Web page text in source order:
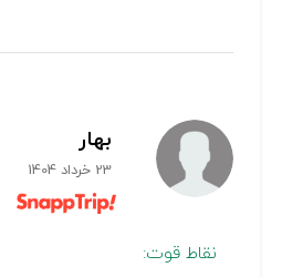
بهار
23 خرداد 1404
نقاط قوت: